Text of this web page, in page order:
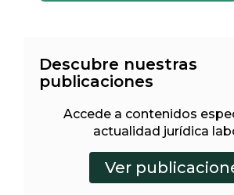
Descubre nuestras
publicaciones
Accede a contenidos
actualidad jurídica